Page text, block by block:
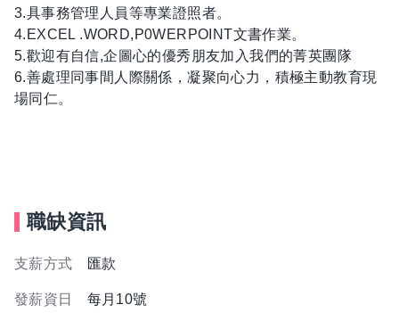
3.具事務管理人員等專業證照者。
4.EXCEL .WORD,P0WERPOINT文書作業。
5.歡迎有自信,企圖心的優秀朋友加入我們的菁英團隊
6.善處理同事間人際關係，凝聚向心力，積極主動教育現
場同仁。
職缺資訊
支薪方式 匯款
發薪資日 每月10號